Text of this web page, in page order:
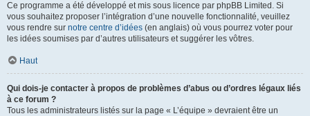
Ce programme a été développé et mis sous licence par phpBB Limited. Si
vous souhaitez proposer l’intégration d’une nouvelle fonctionnalité, veuillez
vous rendre sur notre centre d’idées (en anglais) où vous pourrez voter pour
les idées soumises par d’autres utilisateurs et suggérer les vôtres.
Haut
Qui dois-je contacter à propos de problèmes d’abus ou d’ordres légaux liés
à ce forum ?
Tous les administrateurs listés sur la page « L’équipe » devraient être un